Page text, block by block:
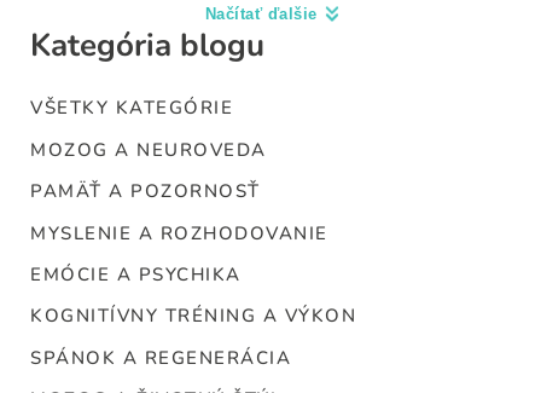
Kategória blogu
VŠETKY KATEGÓRIE
MOZOG A NEUROVEDA
PAMÄŤ A POZORNOSŤ
MYSLENIE A ROZHODOVANIE
EMÓCIE A PSYCHIKA
KOGNITÍVNY TRÉNING A VÝKON
SPÁNOK A REGENERÁCIA